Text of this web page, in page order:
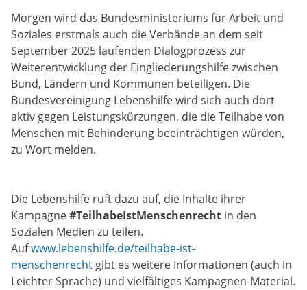
Morgen wird das Bundesministeriums für Arbeit und
Soziales erstmals auch die Verbände an dem seit
September 2025 laufenden Dialogprozess zur
Weiterentwicklung der Eingliederungshilfe zwischen
Bund, Ländern und Kommunen beteiligen. Die
Bundesvereinigung Lebenshilfe wird sich auch dort
aktiv gegen Leistungskürzungen, die die Teilhabe von
Menschen mit Behinderung beeinträchtigen würden,
zu Wort melden.
Die Lebenshilfe ruft dazu auf, die Inhalte ihrer
Kampagne#TeilhabeIstMenschenrecht in den
Sozialen Medien zu teilen.
Aufwww.lebenshilfe.de/teilhabe-ist-
menschenrecht gibt es weitere Informationen (auch in
Leichter Sprache) und vielfältiges Kampagnen-Material.